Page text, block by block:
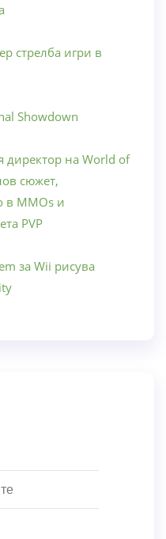
стрелба игри в
Showdown
директор на World of
сюжет,
в MMOs и
PVP
за Wii рисува